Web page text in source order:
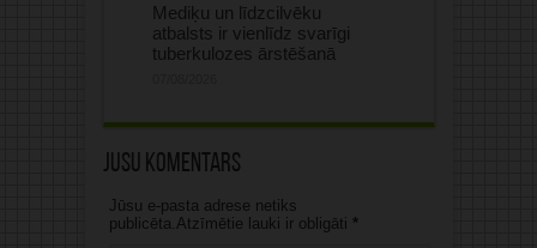
Mediķu un līdzcilvēku
atbalsts ir vienlīdz svarīgi
tuberkulozes ārstēšanā
Jūsu komentārs
Jūsu e-pasta adrese netiks
publicēta.Atzīmētie lauki ir obligāti *